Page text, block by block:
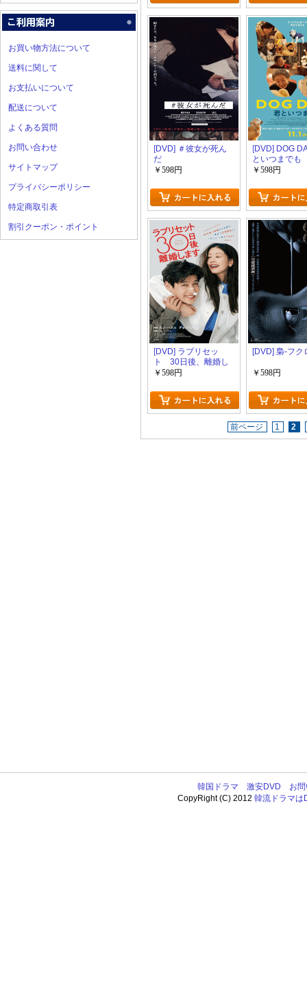
お買い物方法について
送料に関して
お支払いについて
配送について
よくある質問
お問い合わせ
サイトマップ
プライバシーポリシー
特定商取引表
割引クーポン・ポイント
[DVD] ＃彼女が死ん
だ
￥598円
[DVD] DOG
といつまでも
￥598円
[DVD] ラブリセッ
ト 30日後、離婚し
ます
￥598円
[DVD] 梟-フク
￥598円
前ページ 1 2
韓国ドラマ 激安DVD
お
CopyRight (C) 2012韓流ドラマは